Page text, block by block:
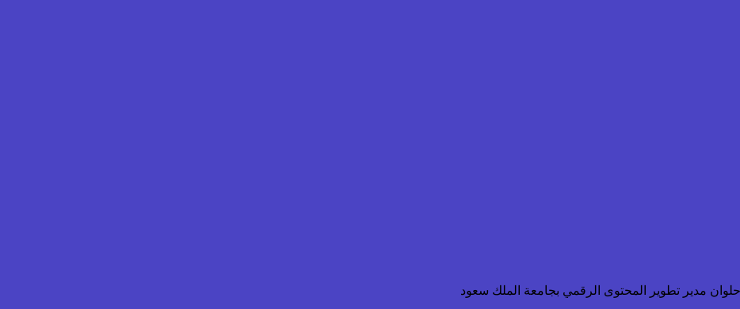
حلوان مدير تطوير المحتوى الرقمي بجامعة الملك سعود